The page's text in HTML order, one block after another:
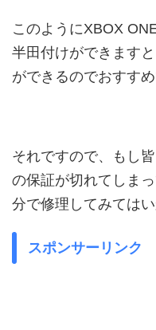
このようにXBOX
半田付けができます
ができるのでおすすめ
それですので、もし
の保証が切れてしま
分で修理してみてはい
スポンサーリンク